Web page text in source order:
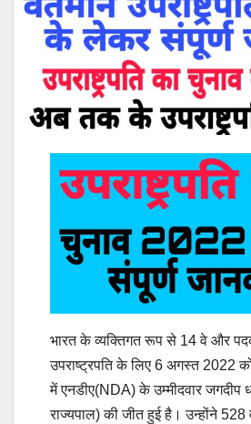
भारत के व्यक्तिगत रूप से 14 वे और
उपराष्ट्रपति के लिए 6 अगस्त 2022
में एनडीए(NDA) के उम्मीदवार
राज्यपाल) की जीत हुई है। उन्होंने